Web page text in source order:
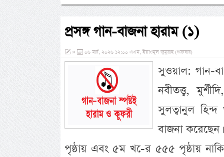
প্রসঙ্গ গান-বাজনা হারাম (১)
» ০৬ মার্চ, ২০২৬ ১২:০০ এএম, ইয়াওমুল জুমুয়াহ (শুক্রবার)
সুওয়াল: গান-
নবীতত্ত্ব,
সুলত্বানুল হিন্দ
বাজনা
পৃষ্ঠায় এবং ৫ম খ-ের ৫৫৫ পৃষ্ঠায়